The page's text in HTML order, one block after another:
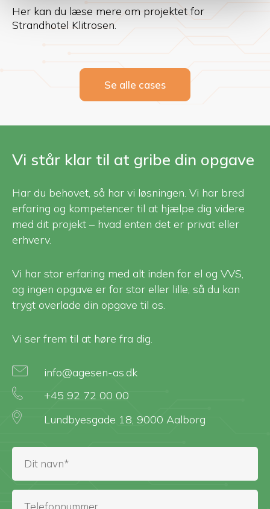
Her kan du læse mere om projektet for
Strandhotel Klitrosen.
Se alle cases
Vi står klar til at gribe din opgave
Har du behovet, så har vi løsningen. Vi har bred
erfaring og kompetencer til at hjælpe dig videre
med dit projekt – hvad enten det er privat eller
erhverv.
Vi har stor erfaring med alt inden for el og VVS,
og ingen opgave er for stor eller lille, så du kan
trygt overlade din opgave til os.
Vi ser frem til at høre fra dig.
info@agesen-as.dk
+45 92 72 00 00
Lundbyesgade 18, 9000 Aalborg